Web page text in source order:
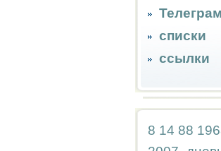
списки
ссылки
8 14 88